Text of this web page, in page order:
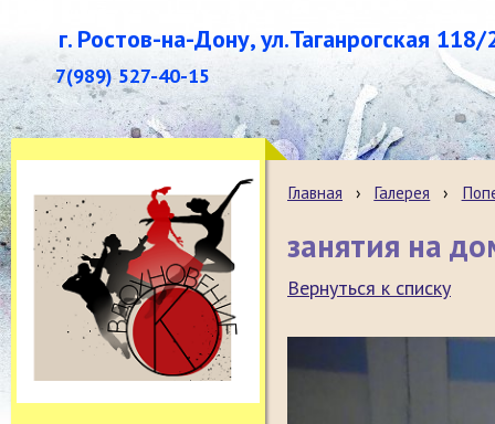
г. Ростов-на-Дону, ул.Таганрогская 118/
7(989) 527-40-15
Главная › Галерея ›
занятия на
Вернуться к списку